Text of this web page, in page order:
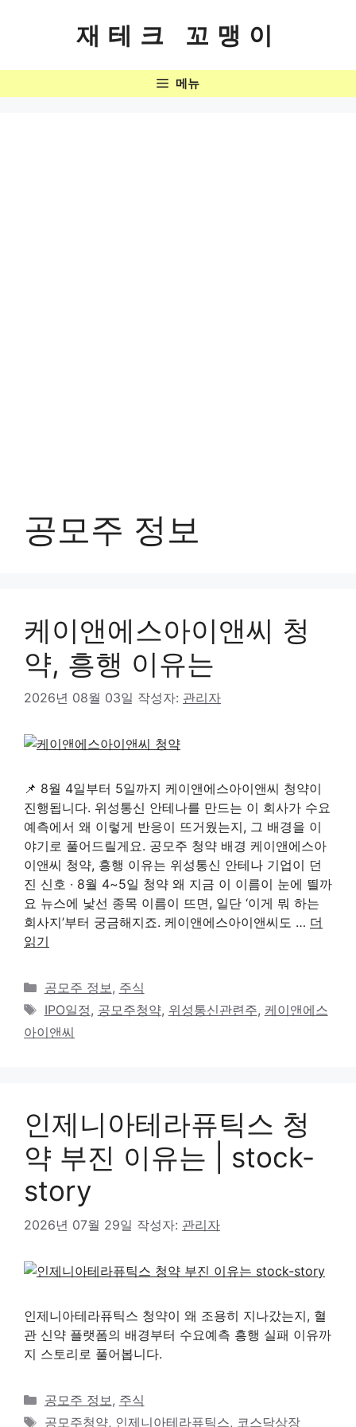
로
재테크 꼬맹이
메뉴
공모주 정보
케이앤에스아이앤씨 청
약, 흥행 이유는
2026년 08월 03일 작성자: 관리자
📌 8월 4일부터 5일까지 케이앤에스아이앤씨 청약이
진행됩니다. 위성통신 안테나를 만드는 이 회사가 수요
예측에서 왜 이렇게 반응이 뜨거웠는지, 그 배경을 이
야기로 풀어드릴게요. 공모주 청약 배경 케이앤에스아
이앤씨 청약, 흥행 이유는 위성통신 안테나 기업이 던
진 신호 · 8월 4~5일 청약 왜 지금 이 이름이 눈에 띌까
요 뉴스에 낯선 종목 이름이 뜨면, 일단 ‘이게 뭐 하는
회사지’부터 궁금해지죠. 케이앤에스아이앤씨도 … 더
읽기
카
테
고
리
공모주 정보, 주식
태
그
IPO일정, 공모주청약, 위성통신관련주, 케이앤에스
아이앤씨
인제니아테라퓨틱스 청
약 부진 이유는 | stock-
story
2026년 07월 29일 작성자: 관리자
인제니아테라퓨틱스 청약이 왜 조용히 지나갔는지, 혈
관 신약 플랫폼의 배경부터 수요예측 흥행 실패 이유까
지 스토리로 풀어봅니다.
카
테
공모주 정보, 주식
태
공모주청약, 인제니아테라퓨틱스, 코스닥상장